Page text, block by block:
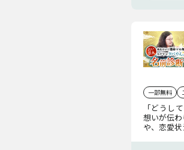
一部無料
「どうし
想いが伝
や、恋愛